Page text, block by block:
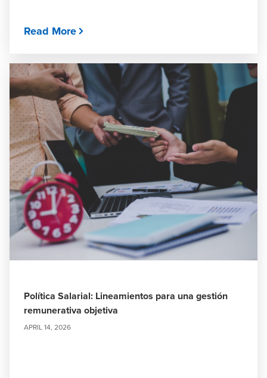
Read More
Política Salarial: Lineamientos para una gestión
remunerativa objetiva
APRIL 14, 2026